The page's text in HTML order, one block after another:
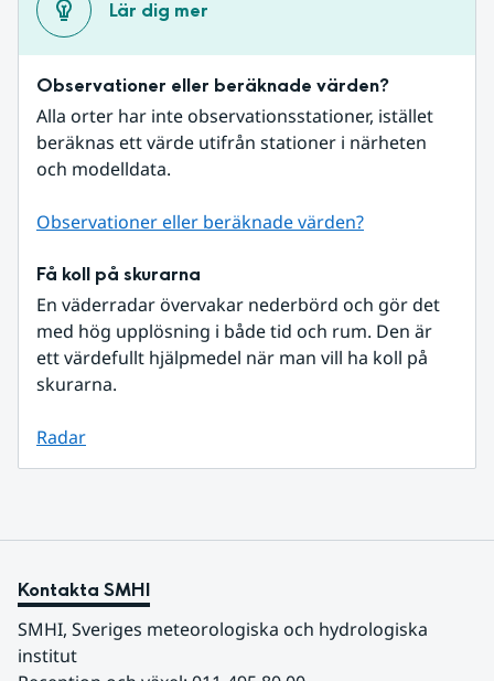
Lär dig mer
Observationer eller beräknade värden?
Alla orter har inte observationsstationer, istället
beräknas ett värde utifrån stationer i närheten
och modelldata.
Observationer eller beräknade värden?
Få koll på skurarna
En väderradar övervakar nederbörd och gör det
med hög upplösning i både tid och rum. Den är
ett värdefullt hjälpmedel när man vill ha koll på
skurarna.
Radar
Kontakta SMHI
SMHI, Sveriges meteorologiska och hydrologiska
institut